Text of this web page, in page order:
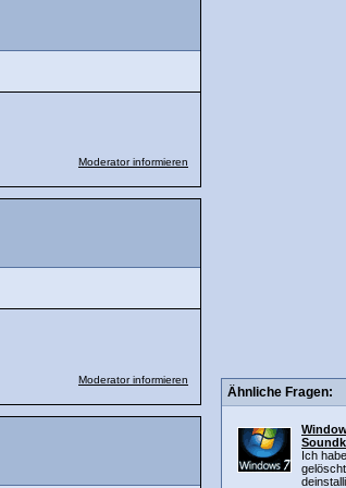
Moderator informieren
Moderator informieren
Ähnliche Fragen:
Ich